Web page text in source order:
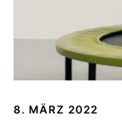
8. MÄRZ 2022